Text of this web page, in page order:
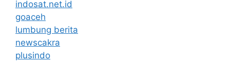
indosat.net.id
goaceh
lumbung berita
newscakra
plusindo